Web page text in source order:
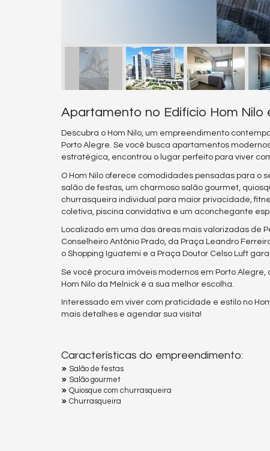
Apartamento no Edifício Hom Nilo
Descubra o Hom Nilo, um empreendimento
Porto Alegre. Se você busca apartamentos
estratégica, encontrou o lugar perfeito para viver
O Hom Nilo oferece comodidades pensadas para o
salão de festas, um charmoso salão gourmet,
churrasqueira individual para maior privacidade,
coletiva, piscina convidativa e um aconchegante
Localizado em uma das áreas mais valorizadas de
Conselheiro Antônio Prado, da Praça Leandro
o Shopping Iguatemi e a Praça Doutor Celso Luft
Se você procura imóveis modernos em Porto
Hom Nilo da Melnick é a sua melhor escolha.
Interessado em viver com praticidade e estilo no
mais detalhes e agendar sua visita!
Características do empreendimento:
Salão de festas
Salão gourmet
Quiosque com churrasqueira
Churrasqueira